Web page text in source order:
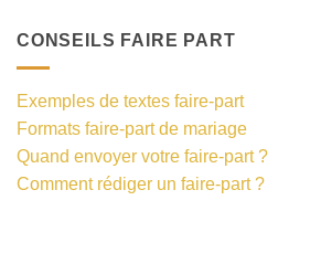
CONSEILS FAIRE PART
Exemples de textes faire-part
Formats faire-part de mariage
Quand envoyer votre faire-part ?
Comment rédiger un faire-part ?